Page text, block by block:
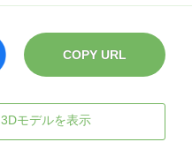
COPY URL
3Dモデルを表示